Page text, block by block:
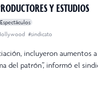
Y ESTUDIOS
Espectáculos
#sindicato
incluyeron aumentos
del patrón”, informó el